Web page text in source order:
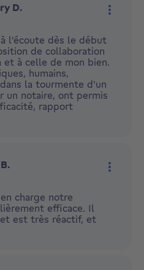
D.
l'écoute dès le début
de collaboration
et à celle de mon bien.
humains,
la tourmente d'un
un notaire, ont permis
rapport
charge notre
efficace. Il
est très réactif, et